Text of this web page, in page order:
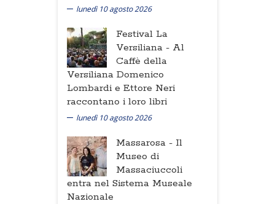
lunedì 10 agosto 2026
Festival La
Versiliana - Al
Caffè della
Versiliana Domenico
Lombardi e Ettore Neri
raccontano i loro libri
lunedì 10 agosto 2026
Massarosa - Il
Museo di
Massaciuccoli
entra nel Sistema Museale
Nazionale